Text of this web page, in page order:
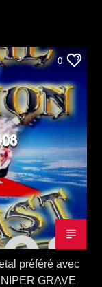
0
préféré avec
GRAVE